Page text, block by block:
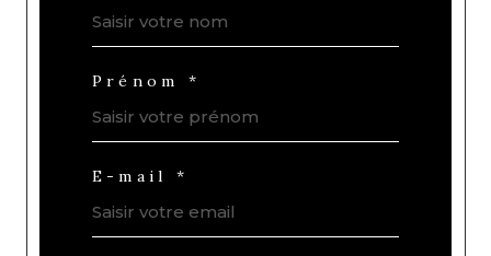
Prénom *
E-mail *